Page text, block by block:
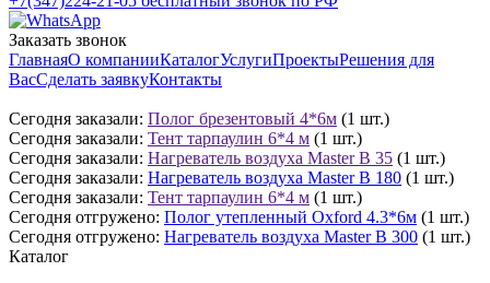
Заказать звонок
ГлавнаяО компанииКаталогУслугиПроектыРешения для
ВасСделать заявкуКонтакты
Сегодня заказали: Полог брезентовый 4*6м (1 шт.)
Сегодня заказали: Тент тарпаулин 6*4 м (1 шт.)
Сегодня заказали: Нагреватель воздуха Master B 35 (1 шт.)
Сегодня заказали: Нагреватель воздуха Master B 180 (1 шт.)
Сегодня заказали: Тент тарпаулин 6*4 м (1 шт.)
Сегодня отгружено: Полог утепленный Oxford 4.3*6м (1 шт.)
Сегодня отгружено: Нагреватель воздуха Master B 300 (1 шт.)
Каталог